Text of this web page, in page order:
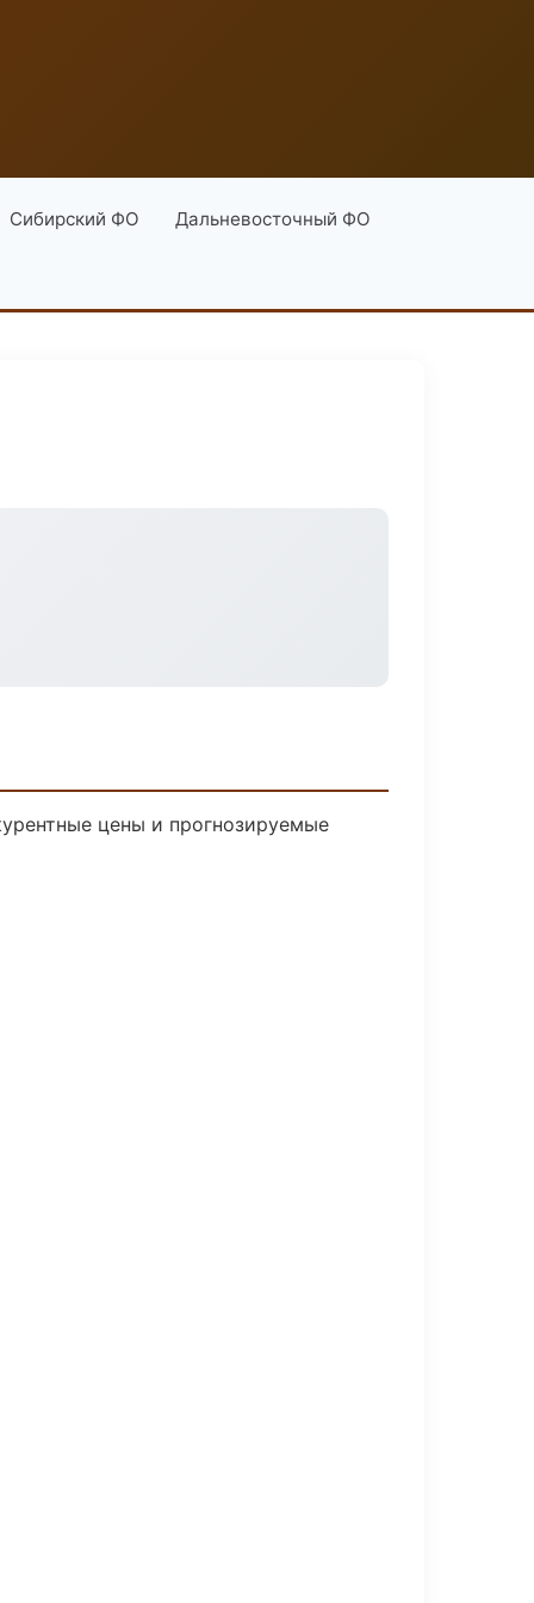
Сибирский ФО Дальневосточный ФО
цены и прогнозируемые